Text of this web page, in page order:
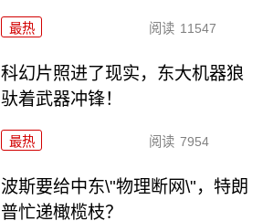
最热 阅读 11547
科幻片照进了现实，东大机器狼
驮着武器冲锋！
最热 阅读 7954
波斯要给中东\"物理断网\"，特朗
普忙递橄榄枝？